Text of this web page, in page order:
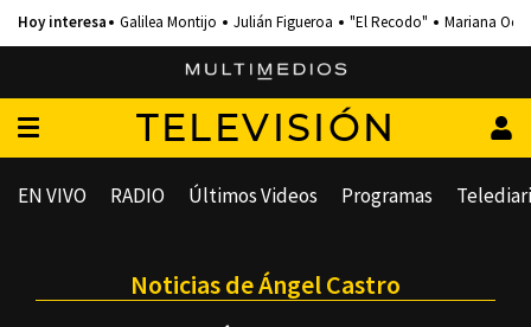
Galilea Montijo Julián Figueroa "El Recodo" Mariana
TELEVISIÓN
EN VIVO RADIO Últimos Videos Programas
Noticias de Ángel Castro